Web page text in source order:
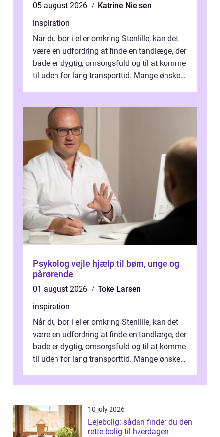
05 august 2026
Katrine Nielsen
inspiration
Når du bor i eller omkring Stenlille, kan det
være en udfordring at finde en tandlæge, der
både er dygtig, omsorgsfuld og til at komme
til uden for lang transporttid. Mange ønsker
Psykolog vejle hjælp til børn, unge og
pårørende
01 august 2026
Toke Larsen
inspiration
Når du bor i eller omkring Stenlille, kan det
være en udfordring at finde en tandlæge, der
både er dygtig, omsorgsfuld og til at komme
til uden for lang transporttid. Mange ønsker
10 july 2026
Lejebolig: sådan finder du den
rette bolig til hverdagen